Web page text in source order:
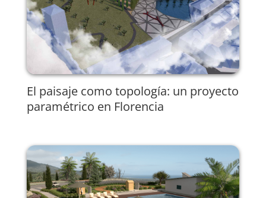
El paisaje como topología: un proyecto
paramétrico en Florencia